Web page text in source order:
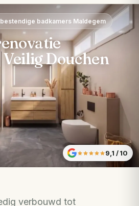
badkamers Maldegem
Douchen
9,1 / 10
verbouwd tot